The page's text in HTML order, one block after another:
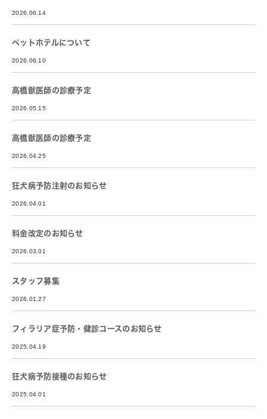
2026.06.14
ペットホテルについて
2026.06.10
高橋獣医師の診療予定
2026.05.15
高橋獣医師の診療予定
2026.04.25
狂犬病予防注射のお知らせ
2026.04.01
料金改定のお知らせ
2026.03.01
スタッフ募集
2026.01.27
フィラリア症予防・健診コースのお知らせ
2025.04.19
狂犬病予防接種のお知らせ
2025.04.01